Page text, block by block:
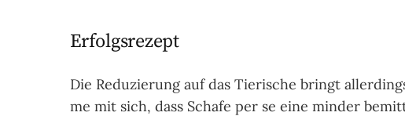
Erfolgsrezept
Die Reduzierung auf das Tie­ri­sche bringt
me mit sich, dass Schafe per se eine min­der